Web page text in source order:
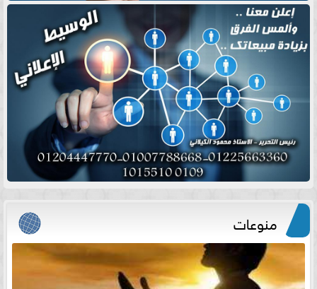
منوعات